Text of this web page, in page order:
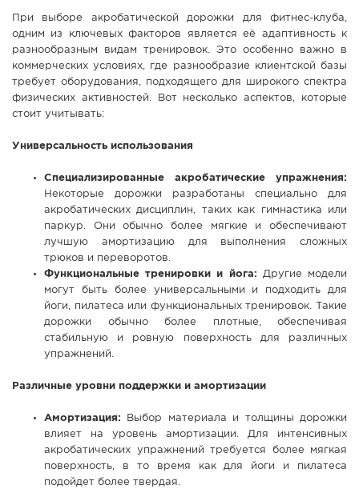
При выборе акробатической дорожки для фитнес-клуба,
одним из ключевых факторов является её адаптивность к
разнообразным видам тренировок. Это особенно важно в
коммерческих условиях, где разнообразие клиентской базы
требует оборудования, подходящего для широкого спектра
физических активностей. Вот несколько аспектов, которые
стоит учитывать:
Универсальность использования
Специализированные акробатические упражнения:
Некоторые дорожки разработаны специально для
акробатических дисциплин, таких как гимнастика или
паркур. Они обычно более мягкие и обеспечивают
лучшую амортизацию для выполнения сложных
трюков и переворотов.
Функциональные тренировки и йога: Другие модели
могут быть более универсальными и подходить для
йоги, пилатеса или функциональных тренировок. Такие
дорожки обычно более плотные, обеспечивая
стабильную и ровную поверхность для различных
упражнений.
Различные уровни поддержки и амортизации
Амортизация: Выбор материала и толщины дорожки
влияет на уровень амортизации. Для интенсивных
акробатических упражнений требуется более мягкая
поверхность, в то время как для йоги и пилатеса
подойдет более твердая.